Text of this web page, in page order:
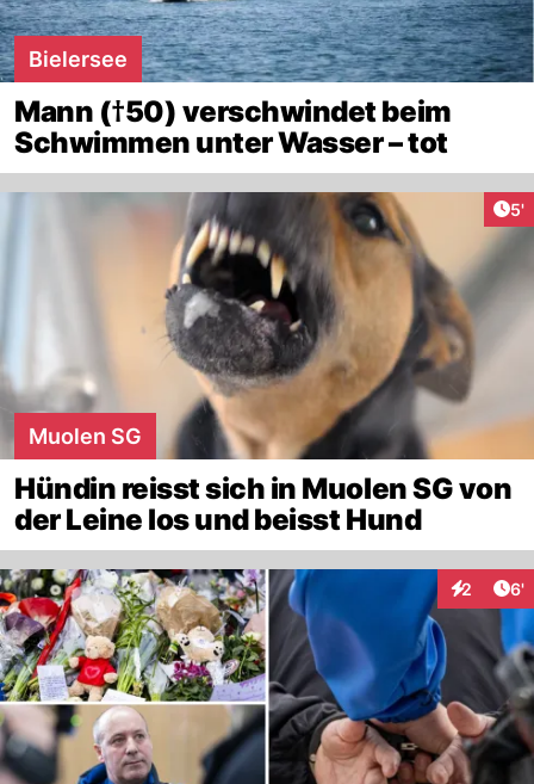
Bielersee
Mann (†50) verschwindet beim
Schwimmen unter Wasser – tot
5'
Muolen SG
Hündin reisst sich in Muolen SG von
der Leine los und beisst Hund
2 6'